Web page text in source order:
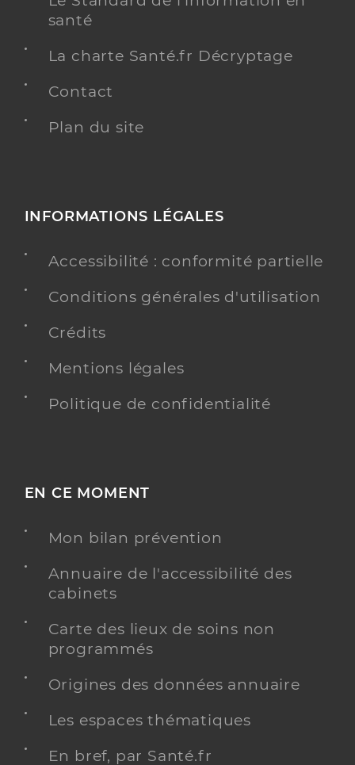
santé
La charte Santé.fr Décryptage
Contact
Plan du site
INFORMATIONS LÉGALES
Accessibilité : conformité partielle
Conditions générales d'utilisation
Crédits
Mentions légales
Politique de confidentialité
EN CE MOMENT
Mon bilan prévention
Annuaire de l'accessibilité des
cabinets
Carte des lieux de soins non
programmés
Origines des données annuaire
Les espaces thématiques
En bref, par Santé.fr